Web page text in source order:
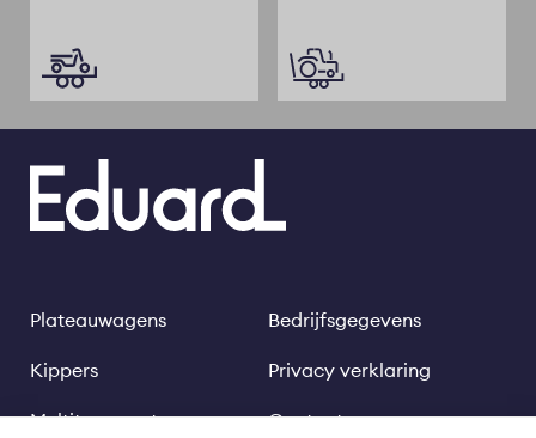
Footer
Plateauwagens
Kippers
Multitransporters
Legal
Bedrijfsgegevens
Privacy verklaring
Contact